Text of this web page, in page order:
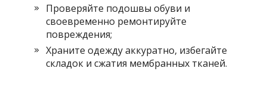
Проверяйте подошвы обуви и
своевременно ремонтируйте
повреждения;
Храните одежду аккуратно, избегайте
складок и сжатия мембранных тканей.